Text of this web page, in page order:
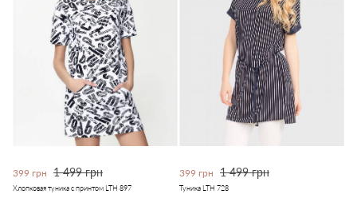
399 грн 1 499 грн
Хлопковая туника с принтом LTH 897
399 грн 1 499 грн
Туника LTH 728